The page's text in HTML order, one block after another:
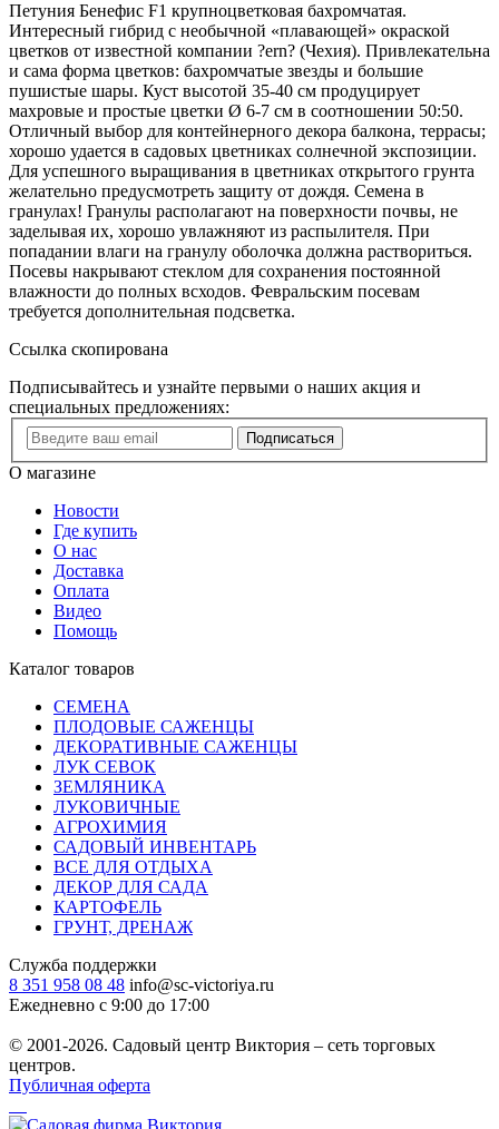
Петуния Бенефис F1 крупноцветковая бахромчатая.
Интересный гибрид с необычной «плавающей» окраской
цветков от известной компании ?ern? (Чехия). Привлекательна
и сама форма цветков: бахромчатые звезды и большие
пушистые шары. Куст высотой 35-40 см продуцирует
махровые и простые цветки Ø 6-7 см в соотношении 50:50.
Отличный выбор для контейнерного декора балкона, террасы;
хорошо удается в садовых цветниках солнечной экспозиции.
Для успешного выращивания в цветниках открытого грунта
желательно предусмотреть защиту от дождя. Семена в
гранулах! Гранулы располагают на поверхности почвы, не
заделывая их, хорошо увлажняют из распылителя. При
попадании влаги на гранулу оболочка должна раствориться.
Посевы накрывают стеклом для сохранения постоянной
влажности до полных всходов. Февральским посевам
требуется дополнительная подсветка.
Ссылка скопирована
Подписывайтесь и узнайте первыми о наших акция и
специальных предложениях:
Подписаться
О магазине
Новости
Где купить
О нас
Доставка
Оплата
Видео
Помощь
Каталог товаров
СЕМЕНА
ПЛОДОВЫЕ САЖЕНЦЫ
ДЕКОРАТИВНЫЕ САЖЕНЦЫ
ЛУК СЕВОК
ЗЕМЛЯНИКА
ЛУКОВИЧНЫЕ
АГРОХИМИЯ
САДОВЫЙ ИНВЕНТАРЬ
ВСЕ ДЛЯ ОТДЫХА
ДЕКОР ДЛЯ САДА
КАРТОФЕЛЬ
ГРУНТ, ДРЕНАЖ
Служба поддержки
8 351 958 08 48 info@sc-victoriya.ru
Ежедневно с 9:00 до 17:00
© 2001-2026. Садовый центр Виктория – сеть торговых
центров.
Публичная оферта